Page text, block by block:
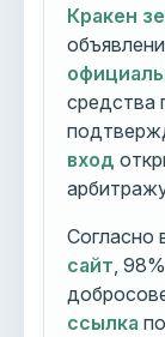
Кракен
средства
вход
Согласно
сайт ,
ссылка